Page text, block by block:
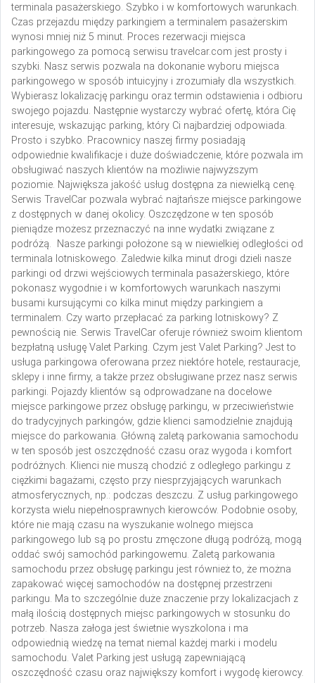
terminala pasażerskiego. Szybko i w komfortowych warunkach.
Czas przejazdu między parkingiem a terminalem pasażerskim
wynosi mniej niż 5 minut. Proces rezerwacji miejsca
parkingowego za pomocą serwisu travelcar.com jest prosty i
szybki. Nasz serwis pozwala na dokonanie wyboru miejsca
parkingowego w sposób intuicyjny i zrozumiały dla wszystkich.
Wybierasz lokalizację parkingu oraz termin odstawienia i odbioru
swojego pojazdu. Następnie wystarczy wybrać ofertę, która Cię
interesuje, wskazując parking, który Ci najbardziej odpowiada.
Prosto i szybko. Pracownicy naszej firmy posiadają
odpowiednie kwalifikacje i duże doświadczenie, które pozwala im
obsługiwać naszych klientów na możliwie najwyższym
poziomie. Największa jakość usług dostępna za niewielką cenę.
Serwis TravelCar pozwala wybrać najtańsze miejsce parkingowe
z dostępnych w danej okolicy. Oszczędzone w ten sposób
pieniądze możesz przeznaczyć na inne wydatki związane z
podróżą. Nasze parkingi położone są w niewielkiej odległości od
terminala lotniskowego. Zaledwie kilka minut drogi dzieli nasze
parkingi od drzwi wejściowych terminala pasażerskiego, które
pokonasz wygodnie i w komfortowych warunkach naszymi
busami kursującymi co kilka minut między parkingiem a
terminalem. Czy warto przepłacać za parking lotniskowy? Z
pewnością nie. Serwis TravelCar oferuje również swoim klientom
bezpłatną usługę Valet Parking. Czym jest Valet Parking? Jest to
usługa parkingowa oferowana przez niektóre hotele, restauracje,
sklepy i inne firmy, a także przez obsługiwane przez nasz serwis
parkingi. Pojazdy klientów są odprowadzane na docelowe
miejsce parkingowe przez obsługę parkingu, w przeciwieństwie
do tradycyjnych parkingów, gdzie klienci samodzielnie znajdują
miejsce do parkowania. Główną zaletą parkowania samochodu
w ten sposób jest oszczędność czasu oraz wygoda i komfort
podróżnych. Klienci nie muszą chodzić z odległego parkingu z
ciężkimi bagażami, często przy niesprzyjających warunkach
atmosferycznych, np.: podczas deszczu. Z usług parkingowego
korzysta wielu niepełnosprawnych kierowców. Podobnie osoby,
które nie mają czasu na wyszukanie wolnego miejsca
parkingowego lub są po prostu zmęczone długą podróżą, mogą
oddać swój samochód parkingowemu. Zaletą parkowania
samochodu przez obsługę parkingu jest również to, że można
zapakować więcej samochodów na dostępnej przestrzeni
parkingu. Ma to szczególnie duże znaczenie przy lokalizacjach z
małą ilością dostępnych miejsc parkingowych w stosunku do
potrzeb. Nasza załoga jest świetnie wyszkolona i ma
odpowiednią wiedzę na temat niemal każdej marki i modelu
samochodu. Valet Parking jest usługą zapewniającą
oszczędność czasu oraz największy komfort i wygodę kierowcy.